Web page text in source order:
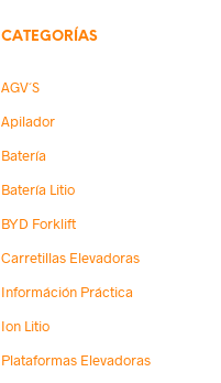
CATEGORÍAS
AGV´s
Apilador
Batería
Batería Litio
BYD Forklift
Carretillas Elevadoras
Információn Práctica
Ion Litio
Plataformas Elevadoras